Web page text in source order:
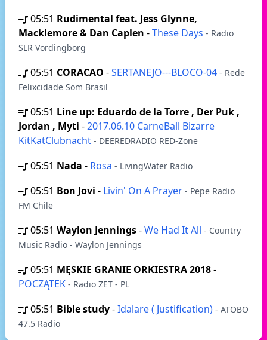
05:51 Rudimental feat. Jess Glynne,
Macklemore & Dan Caplen -These Days - Radio
SLR Vordingborg
05:51 CORACAO -SERTANEJO---BLOCO-04 - Rede
Felixcidade Som Brasil
05:51 Line up: Eduardo de la Torre , Der Puk ,
Jordan , Myti -2017.06.10 CarneBall Bizarre
KitKatClubnacht - DEEREDRADIO RED-Zone
05:51 Nada - Rosa - LivingWater Radio
05:51 Bon Jovi - Livin' On A Prayer - Pepe Radio
FM Chile
05:51 Waylon Jennings-We Had It All - Country
Music Radio - Waylon Jennings
05:51 MĘSKIE GRANIE ORKIESTRA 2018-
POCZĄTEK - Radio ZET - PL
05:51 Bible study-Idalare ( Justification) - ATOBO
47.5 Radio